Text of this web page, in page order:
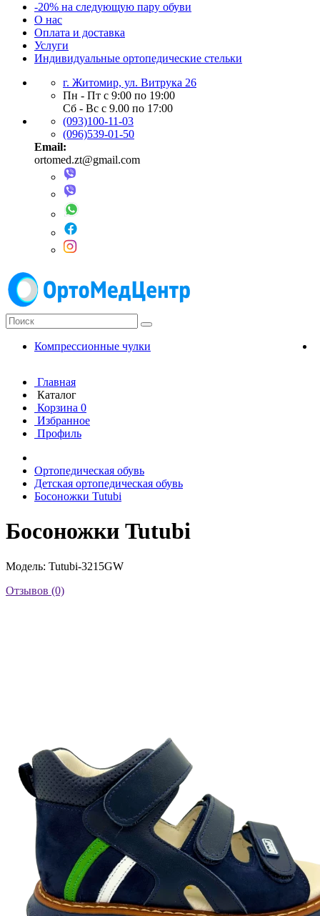
-20% на следующую пару обуви
О нас
Оплата и доставка
Услуги
Индивидуальные ортопедические стельки
г. Житомир, ул. Витрука 26
Пн - Пт с 9:00 по 19:00
Сб - Вс с 9.00 по 17:00
(093)100-11-03
(096)539-01-50
Email:
ortomed.zt@gmail.com
Компрессионные чулки
Главная
Каталог
Корзина 0
Избранное
Профиль
Ортопедическая обувь
Детская ортопедическая обувь
Босоножки Tutubi
Босоножки Tutubi
Модель: Tutubi-3215GW
Отзывов (0)